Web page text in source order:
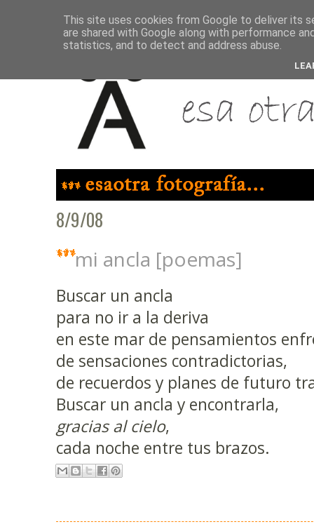
8/9/08
mi ancla [poemas]
Buscar un ancla
para no ir a la deriva
en este mar de pensamientos
de sensaciones contradictorias,
de recuerdos y planes de futuro
Buscar un ancla y encontrarla,
gracias al cielo,
cada noche entre tus brazos.
This site uses cookies from Google to deliver its
are shared with Google along with performance
statistics, and to detect and address abuse.